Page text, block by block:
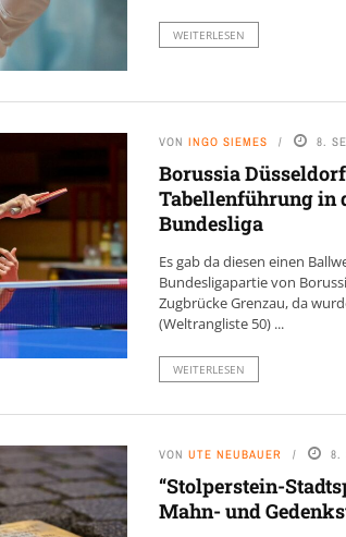
WEITERLESEN
VON INGO SIEMES 8.
Borussia
Tabellenführung in
Bundesliga
Es gab da diesen einen
Bundesligapartie von
Zugbrücke Grenzau, da
(Weltrangliste 50) ...
WEITERLESEN
VON UTE NEUBAUER 8.
“Stolperstein-
Mahn- und